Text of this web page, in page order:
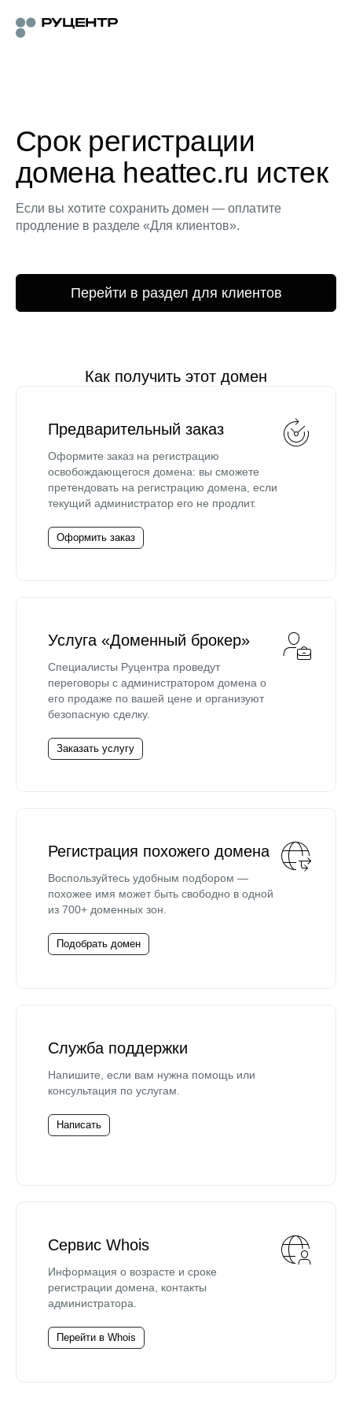
Срок регистрации
домена heattec.ru истек
Если вы хотите сохранить домен — оплатите
продление в разделе «Для клиентов».
Перейти в раздел для клиентов
Как получить этот домен
Предварительный заказ
Оформите заказ на регистрацию
освобождающегося домена: вы сможете
претендовать на регистрацию домена, если
текущий администратор его не продлит.
Оформить заказ
Услуга «Доменный брокер»
Специалисты Руцентра проведут
переговоры с администратором домена о
его продаже по вашей цене и организуют
безопасную сделку.
Заказать услугу
Регистрация похожего домена
Воспользуйтесь удобным подбором —
похожее имя может быть свободно в одной
из 700+ доменных зон.
Подобрать домен
Служба поддержки
Напишите, если вам нужна помощь или
консультация по услугам.
Написать
Сервис Whois
Информация о возрасте и сроке
регистрации домена, контакты
администратора.
Перейти в Whois